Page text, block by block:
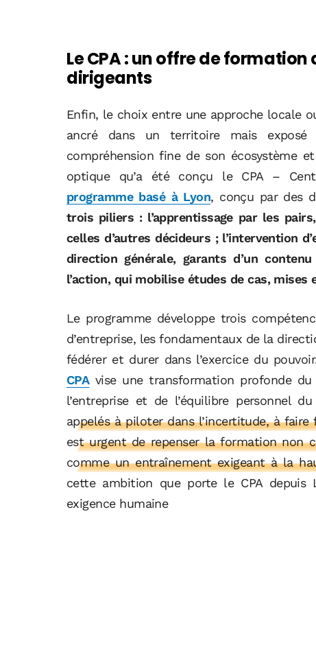
Le CPA : un offre de
dirigeants
Enfin, le choix entre une approche locale
ancré dans un territoire mais
compréhension fine de son écosystème
optique qu’a été conçu le CPA –
programme basé à Lyon, conçu par des
trois piliers : l’apprentissage par les
celles d’autres décideurs ; l’intervention
direction générale, garants d’un
l’action, qui mobilise études de cas,
Le programme développe trois
d’entreprise, les fondamentaux de la
fédérer et durer dans l’exercice du
CPAvise une transformation profonde du
l’entreprise et de l’équilibre personnel du
appelés à piloter dans l’incertitude, à
est urgent de repenser la formation non
comme un entraînement exigeant à la
cette ambition que porte le CPA depuis
exigence humaine